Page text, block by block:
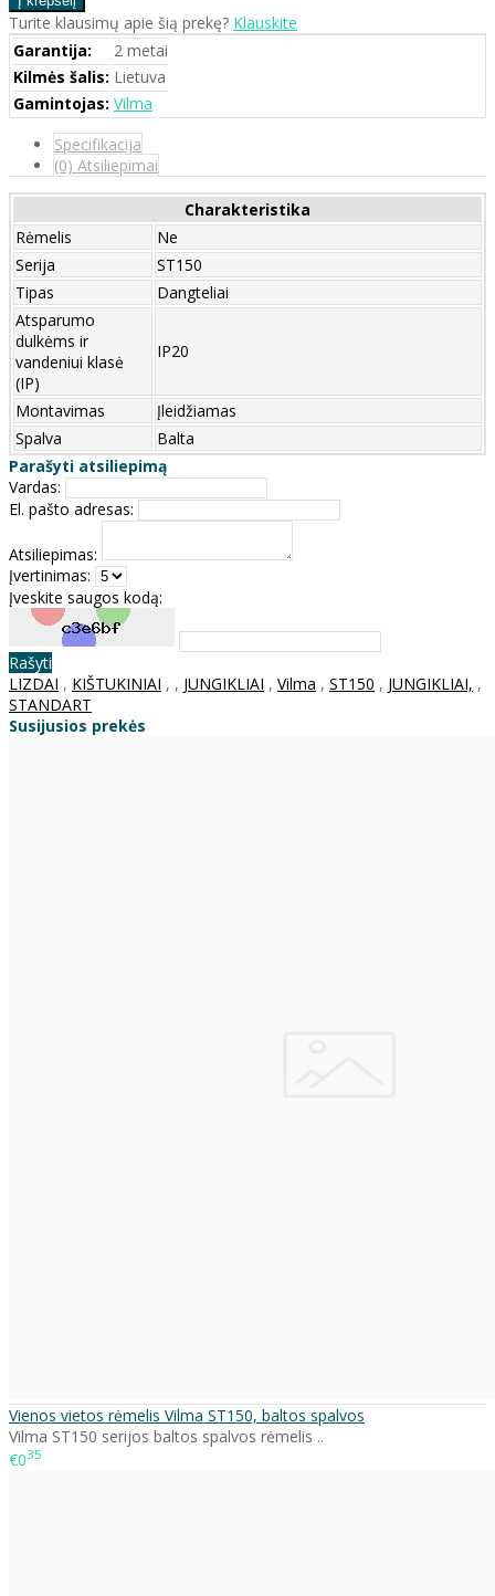
Turite klausimų apie šią prekę? Klauskite
Garantija:
2 metai
Kilmės šalis: Lietuva
Gamintojas: Vilma
Specifikacija
(0) Atsiliepimai
Charakteristika
Rėmelis
Ne
Serija
ST150
Tipas
Dangteliai
Atsparumo
dulkėms ir
vandeniui klasė
(IP)
IP20
Montavimas
Įleidžiamas
Spalva
Balta
Parašyti atsiliepimą
Vardas:
El. pašto adresas:
Atsiliepimas:
Įvertinimas:
Įveskite saugos kodą:
Rašyti
LIZDAI , KIŠTUKINIAI , , JUNGIKLIAI , Vilma , ST150 , JUNGIKLIAI, ,
STANDART
Susijusios prekės
Vienos vietos rėmelis Vilma ST150, baltos spalvos
Vilma ST150 serijos baltos spalvos rėmelis ..
€035